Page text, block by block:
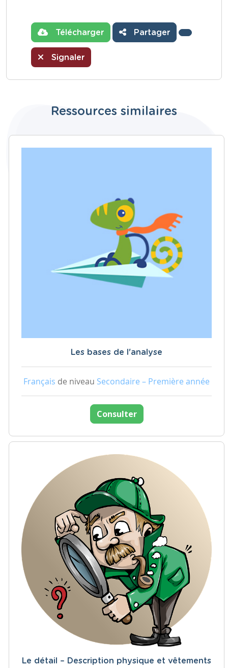
Télécharger Partager
Signaler
Ressources similaires
Les bases de l'analyse
Français de niveau Secondaire – Première année
Consulter
Le détail – Description physique et vêtements